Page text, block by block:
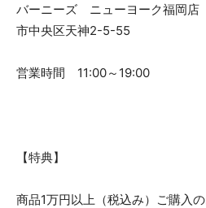
バーニーズ ニューヨーク福岡
市中央区天神2-5-55
営業時間 11:00～19:00
【特典】
商品1万円以上（税込み）ご購入